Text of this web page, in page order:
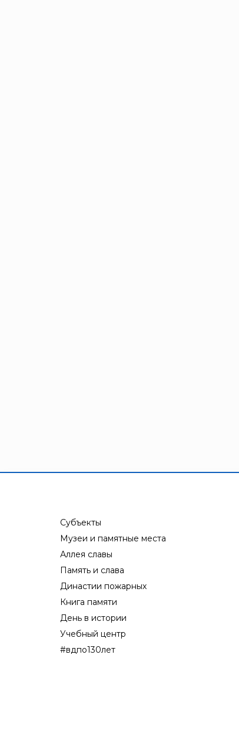
Субъекты
Музеи и памятные места
Аллея славы
Память и слава
Династии пожарных
Книга памяти
День в истории
Учебный центр
#вдпо130лет